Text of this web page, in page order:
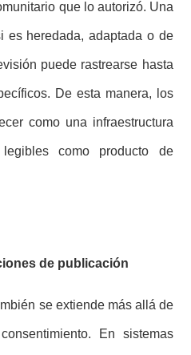
que lo autorizó. Una
es heredada, adaptada o de
puede rastrearse hasta
De esta manera, los
como una infraestructura
como producto de
de publicación
se extiende más allá de
En sistemas